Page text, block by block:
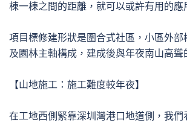
棟一棟之間的距離，就可以或許有用的
項目標修建形狀是圍合式社區，小區外
及園林主軸構成，建成後與年夜南山高
【山地施工：施工難度較年夜】
在工地西側緊靠深圳灣港口地道側，我